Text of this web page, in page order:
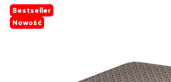
Bestseller
Nowość